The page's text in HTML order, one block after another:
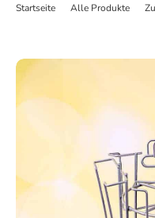
Startseite Alle Produkte